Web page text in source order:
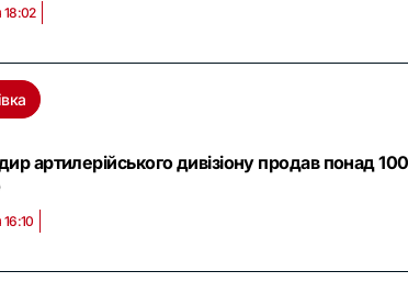
18:02
артилерійського дивізіону продав понад